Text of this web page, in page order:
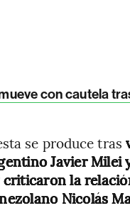
con cautela
se produce tras
Javier Milei
la
Nicolás